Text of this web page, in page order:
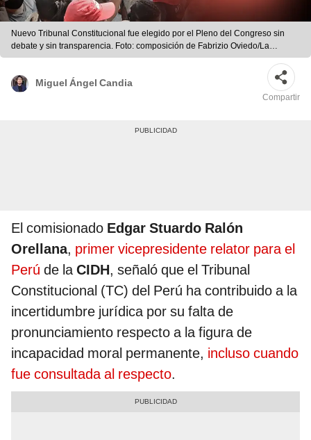
Nuevo Tribunal Constitucional fue elegido por el Pleno del Congreso sin
debate y sin transparencia. Foto: composición de Fabrizio Oviedo/La
República
Miguel Ángel Candia
Compartir
El comisionado Edgar Stuardo Ralón
Orellana, primer vicepresidente relator para el
Perú de laCIDH, señaló que el Tribunal
Constitucional (TC) del Perú ha contribuido a la
incertidumbre jurídica por su falta de
pronunciamiento respecto a la figura de
incapacidad moral permanente, incluso cuando
fue consultada al respecto.